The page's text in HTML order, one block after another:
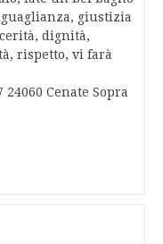
giustizia
dignità,
rispetto, vi farà
Cenate Sopra